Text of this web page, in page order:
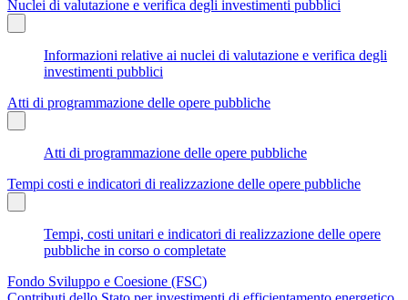
Nuclei di valutazione e verifica degli investimenti pubblici
Informazioni relative ai nuclei di valutazione e verifica degli
investimenti pubblici
Atti di programmazione delle opere pubbliche
Atti di programmazione delle opere pubbliche
Tempi costi e indicatori di realizzazione delle opere pubbliche
Tempi, costi unitari e indicatori di realizzazione delle opere
pubbliche in corso o completate
Fondo Sviluppo e Coesione (FSC)